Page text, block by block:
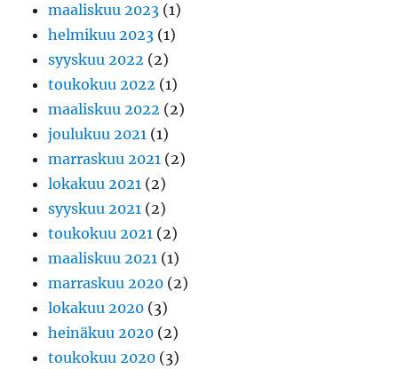
maaliskuu 2023 (1)
helmikuu 2023 (1)
syyskuu 2022 (2)
toukokuu 2022 (1)
maaliskuu 2022 (2)
joulukuu 2021 (1)
marraskuu 2021 (2)
lokakuu 2021 (2)
syyskuu 2021 (2)
toukokuu 2021 (2)
maaliskuu 2021 (1)
marraskuu 2020 (2)
lokakuu 2020 (3)
heinäkuu 2020 (2)
toukokuu 2020 (3)